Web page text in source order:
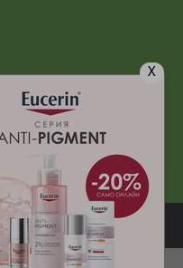
X
права запазени